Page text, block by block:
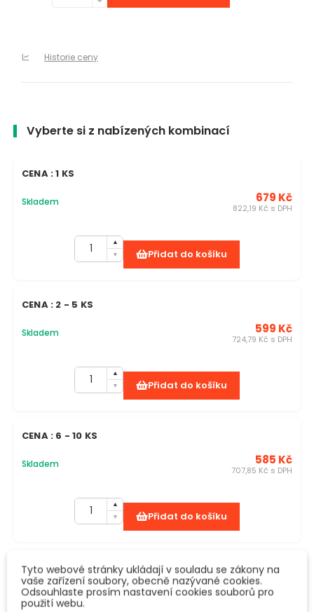
Historie ceny
Vyberte si z nabízených kombinací
CENA : 1 KS
Skladem 679 Kč
822,19 Kč s DPH
Přidat do košíku
CENA : 2 - 5 KS
Skladem 599 Kč
724,79 Kč s DPH
Přidat do košíku
CENA : 6 - 10 KS
Skladem 585 Kč
707,85 Kč s DPH
Přidat do košíku
POPIS
Tyto webové stránky ukládají v souladu se zákony na
vaše zařízení soubory, obecně nazývané cookies.
Odsouhlaste prosím nastavení cookies souborů pro
použití webu.